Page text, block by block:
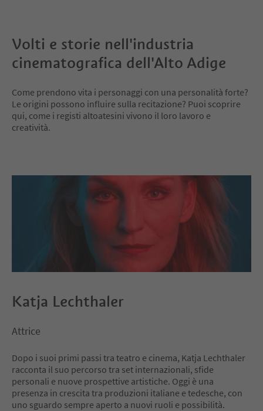
Volti e storie nell'industria
cinematografica dell'Alto Adige
Come prendono vita i personaggi con una personalità forte?
Le origini possono influire sulla recitazione? Puoi scoprire
qui, come i registi altoatesini vivono il loro lavoro e
creatività.
Katja Lechthaler
Attrice
Dopo i suoi primi passi tra teatro e cinema, Katja Lechthaler
racconta il suo percorso tra set internazionali, sfide
personali e nuove prospettive artistiche. Oggi è una
presenza in crescita tra produzioni italiane e tedesche, con
uno sguardo sempre aperto a nuovi ruoli e possibilità.